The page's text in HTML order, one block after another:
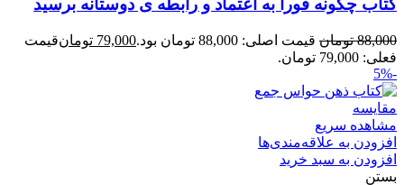
کتاب چگونه فورا به اعتماد و رابطه ی دوستانه برسید
88,000 تومان قیمت اصلی: 88,000 تومان بود. 79,000 تومانقیمت
فعلی: 79,000 تومان.
-5%
مقایسه
مشاهده سریع
افزودن به علاقه‌مندی‌ها
افزودن به سبد خرید
بستن